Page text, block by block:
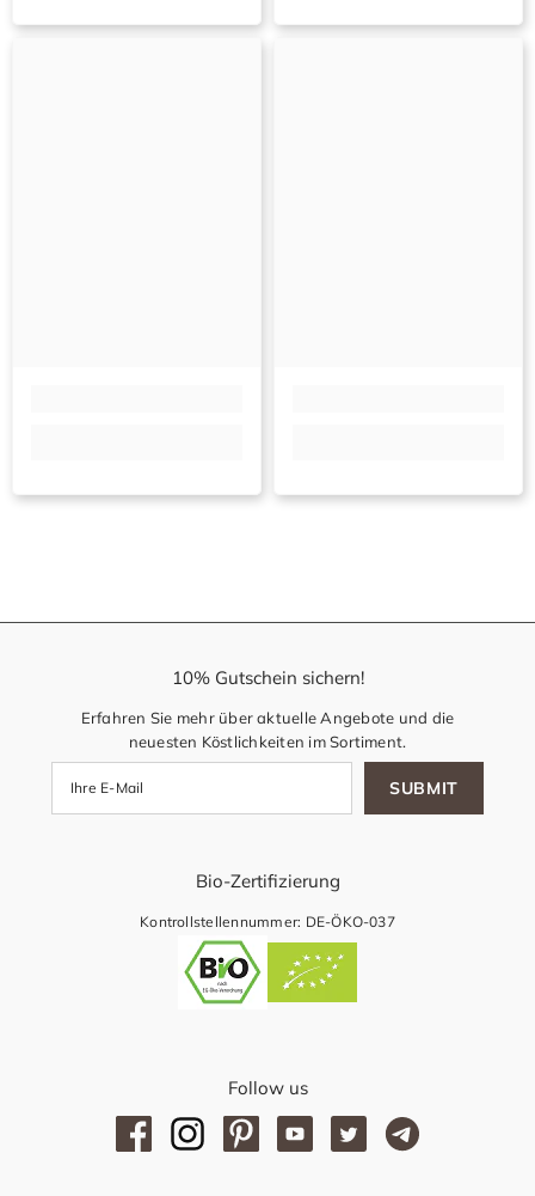
10% Gutschein sichern!
Erfahren Sie mehr über aktuelle Angebote und die
neuesten Köstlichkeiten im Sortiment.
SUBMIT
Bio-Zertifizierung
Kontrollstellennummer: DE-ÖKO-037
Follow us